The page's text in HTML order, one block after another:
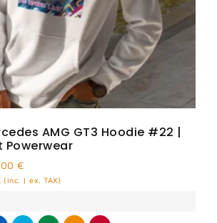
AMG GT3 Hoodie #22 |
€
(inc. | ex. TAX)